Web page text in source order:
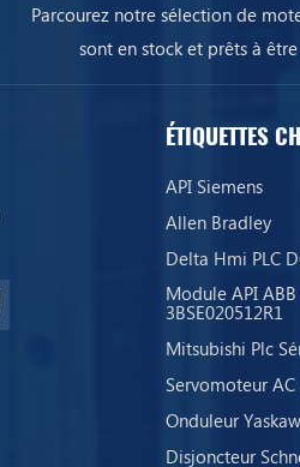
Parcourez notre sélection de
sont en stock et prêts à
équipements
ÉTIQUETTES
API Siemens
Allen Bradley
Delta Hmi PLC
Module API
3BSE020512R1
Mitsubishi Plc
Servomoteur
Onduleur
Disjoncteur